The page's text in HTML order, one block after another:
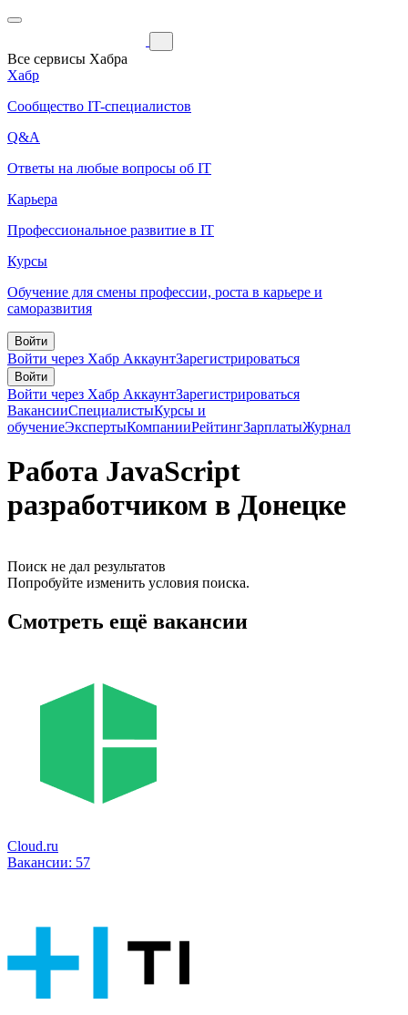
Все сервисы Хабра
Хабр
Сообщество IT-специалистов
Q&A
Ответы на любые вопросы об IT
Карьера
Профессиональное развитие в IT
Курсы
Обучение для смены профессии, роста в карьере и
саморазвития
Войти
Войти через Хабр АккаунтЗарегистрироваться
Войти
Войти через Хабр АккаунтЗарегистрироваться
ВакансииСпециалистыКурсы и
обучениеЭкспертыКомпанииРейтингЗарплатыЖурнал
Работа JavaScript
разработчиком в Донецке
Поиск не дал результатов
Попробуйте изменить условия поиска.
Смотреть ещё вакансии
Cloud.ru
Вакансии: 57